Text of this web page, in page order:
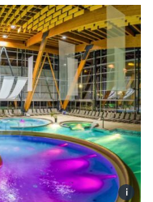
i